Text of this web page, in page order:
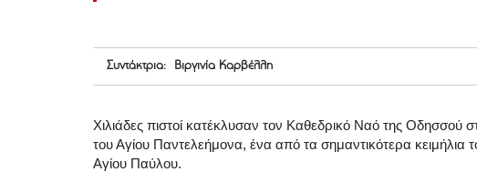
Συντάκτρια: Βιργινία Καρβέλλη
Χιλιάδες πιστοί κατέκλυσαν τον Καθεδρικό Ναό της
του Αγίου Παντελεήμονα, ένα από τα σημαντικότερα
Αγίου Παύλου.